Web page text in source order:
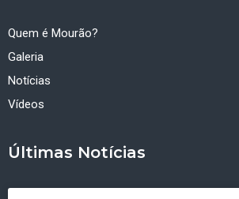
Quem é Mourão?
Galeria
Notícias
Vídeos
Últimas Notícias